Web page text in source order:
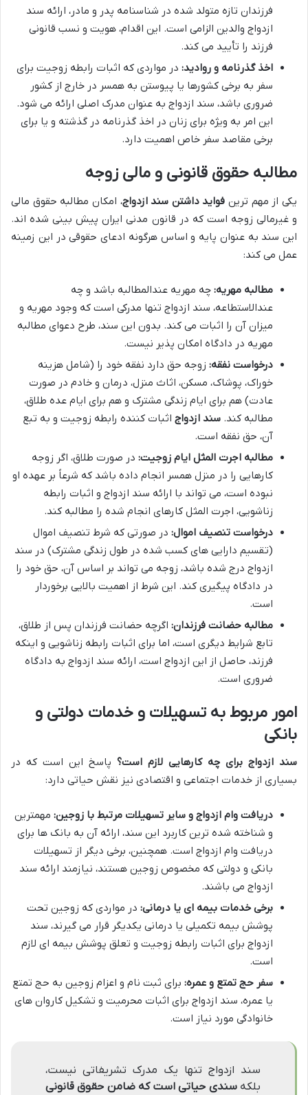
فرزندان تازه متولد شده در شناسنامه پدر و مادر، ارائه سند
ازدواج والدین الزامی است. این اقدام، هویت و نسب قانونی
فرزند را تأیید می کند.
اخذ گذرنامه و روادید: در مواردی که اثبات رابطه زوجیت برای
سفر به برخی کشورها یا پیوستن به همسر در خارج از کشور
ضروری باشد، سند ازدواج به عنوان مدرک اصلی ارائه می شود.
این امر به ویژه برای زنان در اخذ گذرنامه در گذشته و یا برای
برخی مقاصد سفر خاص اهمیت دارد.
مطالبه حقوق قانونی و مالی زوجه
یکی از مهم ترین فواید داشتن سند ازدواج، امکان مطالبه حقوق مالی
و غیرمالی زوجه است که در قانون مدنی ایران پیش بینی شده اند.
این سند به عنوان پایه و اساس هرگونه ادعای حقوقی در این زمینه
عمل می کند:
مطالبه مهریه: چه مهریه عندالمطالبه باشد و چه
عندالاستطاعه، سند ازدواج تنها مدرکی است که وجود مهریه و
میزان آن را اثبات می کند. بدون این سند، طرح دعوای مطالبه
مهریه در دادگاه امکان پذیر نیست.
درخواست نفقه: زوجه حق دارد نفقه خود را (شامل هزینه
خوراک، پوشاک، مسکن، اثاث منزل، درمان و خادم در صورت
عادت) هم برای ایام زندگی مشترک و هم برای ایام عده طلاق،
مطالبه کند. سند ازدواج اثبات کننده رابطه زوجیت و به تبع
آن، حق نفقه است.
مطالبه اجرت المثل ایام زوجیت: در صورت طلاق، اگر زوجه
کارهایی را در منزل همسر انجام داده باشد که شرعاً بر عهده او
نبوده است، می تواند با ارائه سند ازدواج و اثبات رابطه
زناشویی، اجرت المثل کارهای انجام شده را مطالبه کند.
درخواست تنصیف اموال: در صورتی که شرط تنصیف اموال
(تقسیم دارایی های کسب شده در طول زندگی مشترک) در سند
ازدواج درج شده باشد، زوجه می تواند بر اساس آن، حق خود را
در دادگاه پیگیری کند. این شرط از اهمیت بالایی برخوردار
است.
مطالبه حضانت فرزندان: اگرچه حضانت فرزندان پس از طلاق،
تابع شرایط دیگری است، اما برای اثبات رابطه زناشویی و اینکه
فرزند، حاصل از این ازدواج است، ارائه سند ازدواج به دادگاه
ضروری است.
امور مربوط به تسهیلات و خدمات دولتی و
بانکی
سند ازدواج برای چه کارهایی لازم است؟ پاسخ این است که در
بسیاری از خدمات اجتماعی و اقتصادی نیز نقش حیاتی دارد:
دریافت وام ازدواج و سایر تسهیلات مرتبط با زوجین: مهمترین
و شناخته شده ترین کاربرد این سند، ارائه آن به بانک ها برای
دریافت وام ازدواج است. همچنین، برخی دیگر از تسهیلات
بانکی و دولتی که مخصوص زوجین هستند، نیازمند ارائه سند
ازدواج می باشند.
برخی خدمات بیمه ای یا درمانی: در مواردی که زوجین تحت
پوشش بیمه تکمیلی یا درمانی یکدیگر قرار می گیرند، سند
ازدواج برای اثبات رابطه زوجیت و تعلق پوشش بیمه ای لازم
است.
سفر حج تمتع و عمره: برای ثبت نام و اعزام زوجین به حج تمتع
یا عمره، سند ازدواج برای اثبات محرمیت و تشکیل کاروان های
خانوادگی مورد نیاز است.
سند ازدواج تنها یک مدرک تشریفاتی نیست،
بلکهسندی حیاتی است که ضامن حقوق قانونی